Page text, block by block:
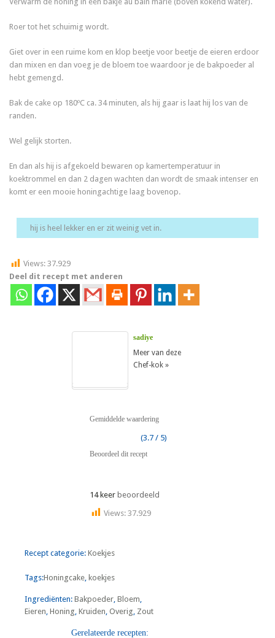
Roer tot het schuimig wordt.
Giet over in een ruime kom en klop beetje voor beetje de eieren erdoor
dan mixen en dan voeg je de bloem toe waardoor je de bakpoeder al
hebt gemengd.
Bak de cake op 180ºC ca. 34 minuten, als hij gaar is laat hij los van de
randen.
Wel gelijk storten.
En dan als hij is afgekoeld bewaren op kamertemperatuur in
koektrommel en dan 2 dagen wachten dan wordt de smaak intenser en
komt er een mooie honingachtige laag bovenop.
hij is heel lekker en er zit weinig vet in.
Views: 37.929
Deel dit recept met anderen
sadiye
Meer van deze
Chef-kok »
Gemiddelde waardering
(3.7 / 5)
Beoordeel dit recept
14 keer beoordeeld
Views: 37.929
Recept categorie:Koekjes
Tags:Honingcake koekjes
Ingrediënten:Bakpoeder ,Bloem
Eieren ,Honing ,Kruiden Overig Zout
Gerelateerde recepten: